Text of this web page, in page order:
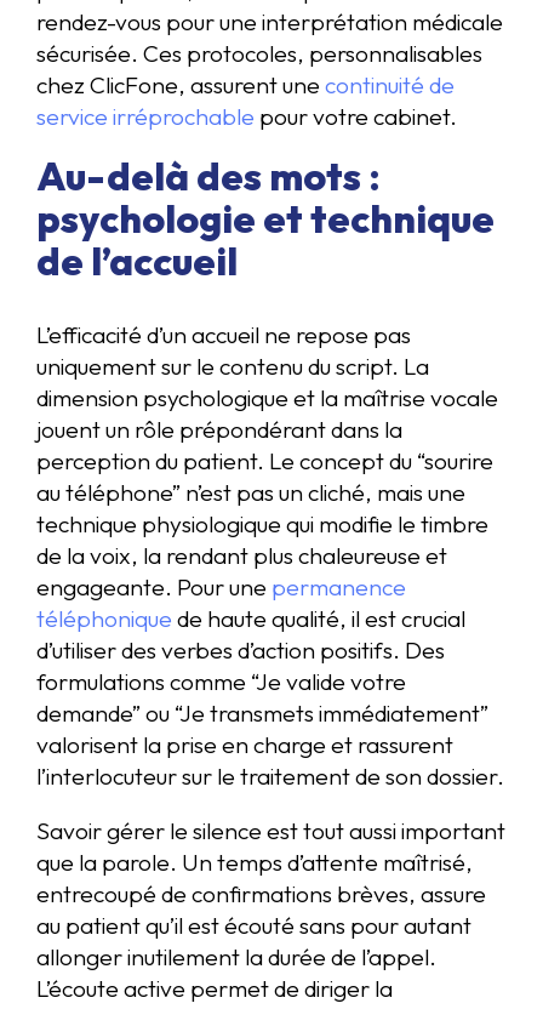
rendez-vous pour une interprétation médicale
sécurisée. Ces protocoles, personnalisables
chez ClicFone, assurent une continuité de
service irréprochable pour votre cabinet.
Au-delà des mots :
psychologie et technique
de l’accueil
L’efficacité d’un accueil ne repose pas
uniquement sur le contenu du script. La
dimension psychologique et la maîtrise vocale
jouent un rôle prépondérant dans la
perception du patient. Le concept du “sourire
au téléphone” n’est pas un cliché, mais une
technique physiologique qui modifie le timbre
de la voix, la rendant plus chaleureuse et
engageante. Pour une permanence
téléphonique de haute qualité, il est crucial
d’utiliser des verbes d’action positifs. Des
formulations comme “Je valide votre
demande” ou “Je transmets immédiatement”
valorisent la prise en charge et rassurent
l’interlocuteur sur le traitement de son dossier.
Savoir gérer le silence est tout aussi important
que la parole. Un temps d’attente maîtrisé,
entrecoupé de confirmations brèves, assure
au patient qu’il est écouté sans pour autant
allonger inutilement la durée de l’appel.
L’écoute active permet de diriger la